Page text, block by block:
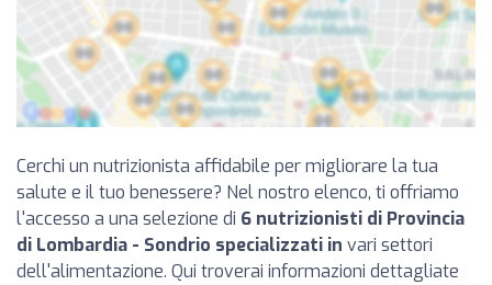
Cerchi un nutrizionista affidabile per migliorare la tua
salute e il tuo benessere? Nel nostro elenco, ti offriamo
l'accesso a una selezione di 6 nutrizionisti di Provincia
di Lombardia - Sondrio specializzati in vari settori
dell'alimentazione. Qui troverai informazioni dettagliate